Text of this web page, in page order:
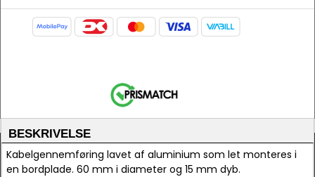
BESKRIVELSE
Kabelgennemføring lavet af aluminium som let monteres i
en bordplade. 60 mm i diameter og 15 mm dyb.